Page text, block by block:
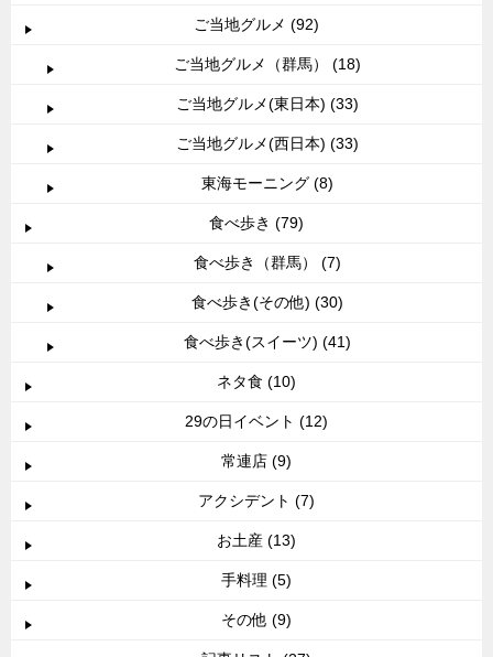
ご当地グルメ (92)
ご当地グルメ（群馬） (18)
ご当地グルメ(東日本) (33)
ご当地グルメ(西日本) (33)
東海モーニング (8)
食べ歩き (79)
食べ歩き（群馬） (7)
食べ歩き(その他) (30)
食べ歩き(スイーツ) (41)
ネタ食 (10)
29の日イベント (12)
常連店 (9)
アクシデント (7)
お土産 (13)
手料理 (5)
その他 (9)